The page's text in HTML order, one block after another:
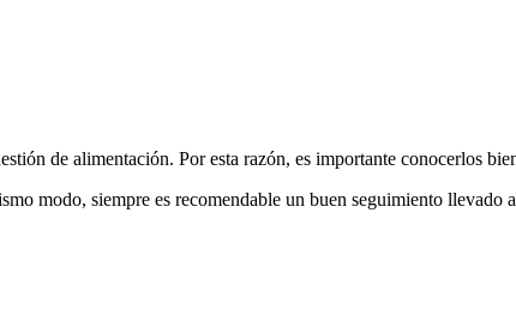
de alimentación. Por esta razón, es importante conocerlos
modo, siempre es recomendable un buen seguimiento llevado